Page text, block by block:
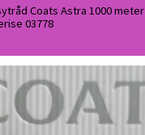
Coats Astra 1000 meter
03778